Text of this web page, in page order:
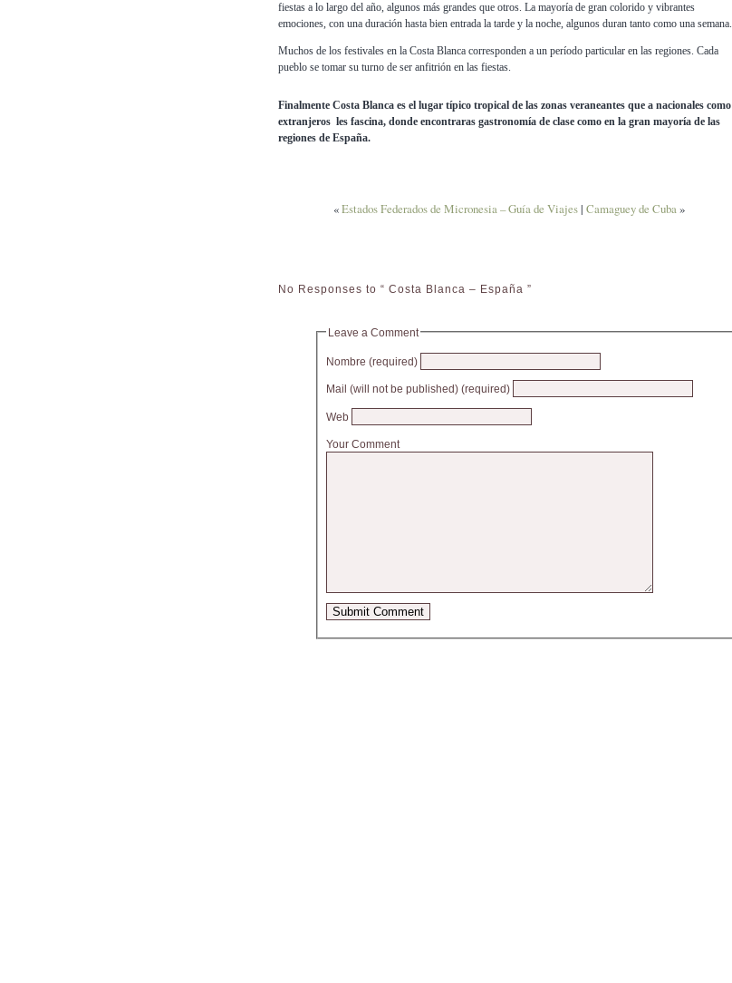
fiestas a lo largo del año, algunos más grandes que otros. La mayoría de gran colorido y vibrantes
emociones, con una duración hasta bien entrada la tarde y la noche, algunos duran tanto como una semana.
Muchos de los festivales en la Costa Blanca corresponden a un período particular en las regiones. Cada
pueblo se tomar su turno de ser anfitrión en las fiestas.
Finalmente Costa Blanca es el lugar típico tropical de las zonas veraneantes que a nacionales como
extranjeros les fascina, donde encontraras gastronomía de clase como en la gran mayoría de las
regiones de España.
«Estados Federados de Micronesia – Guía de Viajes| Camaguey de Cuba»
No Responses to “ Costa Blanca – España ”
Leave a Comment
Nombre (required)
Mail (will not be published) (required)
Web
Your Comment